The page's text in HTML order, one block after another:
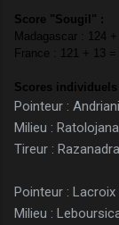
Score "Sougil" :
Madagascar : 124
France : 121 + 13
Scores individuels
Pointeur :
Milieu :
Tireur :
Pointeur : Lacroix
Milieu :